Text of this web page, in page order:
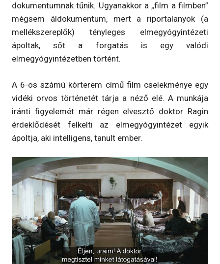
dokumentumnak tűnik. Ugyanakkor a „film a filmben”
mégsem áldokumentum, mert a riportalanyok (a
mellékszereplők) tényleges elmegyógyintézeti
ápoltak, sőt a forgatás is egy valódi
elmegyógyintézetben történt.
A 6-os számú kórterem című film cselekménye egy
vidéki orvos történetét tárja a néző elé. A munkája
iránti figyelemét már régen elvesztő doktor Ragin
érdeklődését felkelti az elmegyógyintézet egyik
ápoltja, aki intelligens, tanult ember.